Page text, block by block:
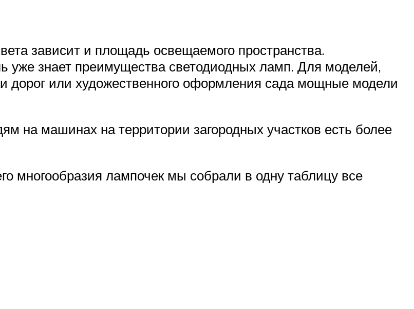
зависит и площадь освещаемого пространства.
уже знает преимущества светодиодных ламп. Для моделей,
дорог или художественного оформления сада мощные модели
на машинах на территории загородных участков есть более
многообразия лампочек мы собрали в одну таблицу все